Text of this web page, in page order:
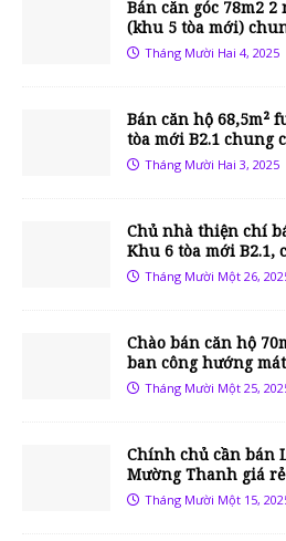
Bán căn góc 78m2
(khu 5 tòa mới)
Tháng Mười Hai 4, 2025
Bán căn hộ 68,5m²
tòa mới B2.1 chung
Tháng Mười Hai 3, 2025
Chủ nhà thiện chí
Khu 6 tòa mới B2.1,
Tháng Mười Một 26,
Chào bán căn hộ
ban công hướng
Tháng Mười Một 25,
Chính chủ cần bán
Mường Thanh giá
Tháng Mười Một 15,